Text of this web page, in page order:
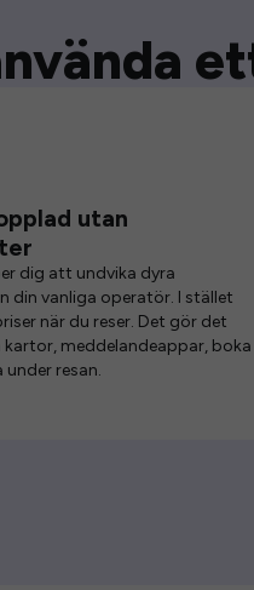
utan
dig att undvika dyra
din vanliga operatör. I stället
när du reser. Det gör det
kartor, meddelandeappar, boka
resan.